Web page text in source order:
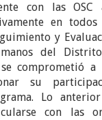
con las
en
y
del
comprometió a
su
Lo
con las